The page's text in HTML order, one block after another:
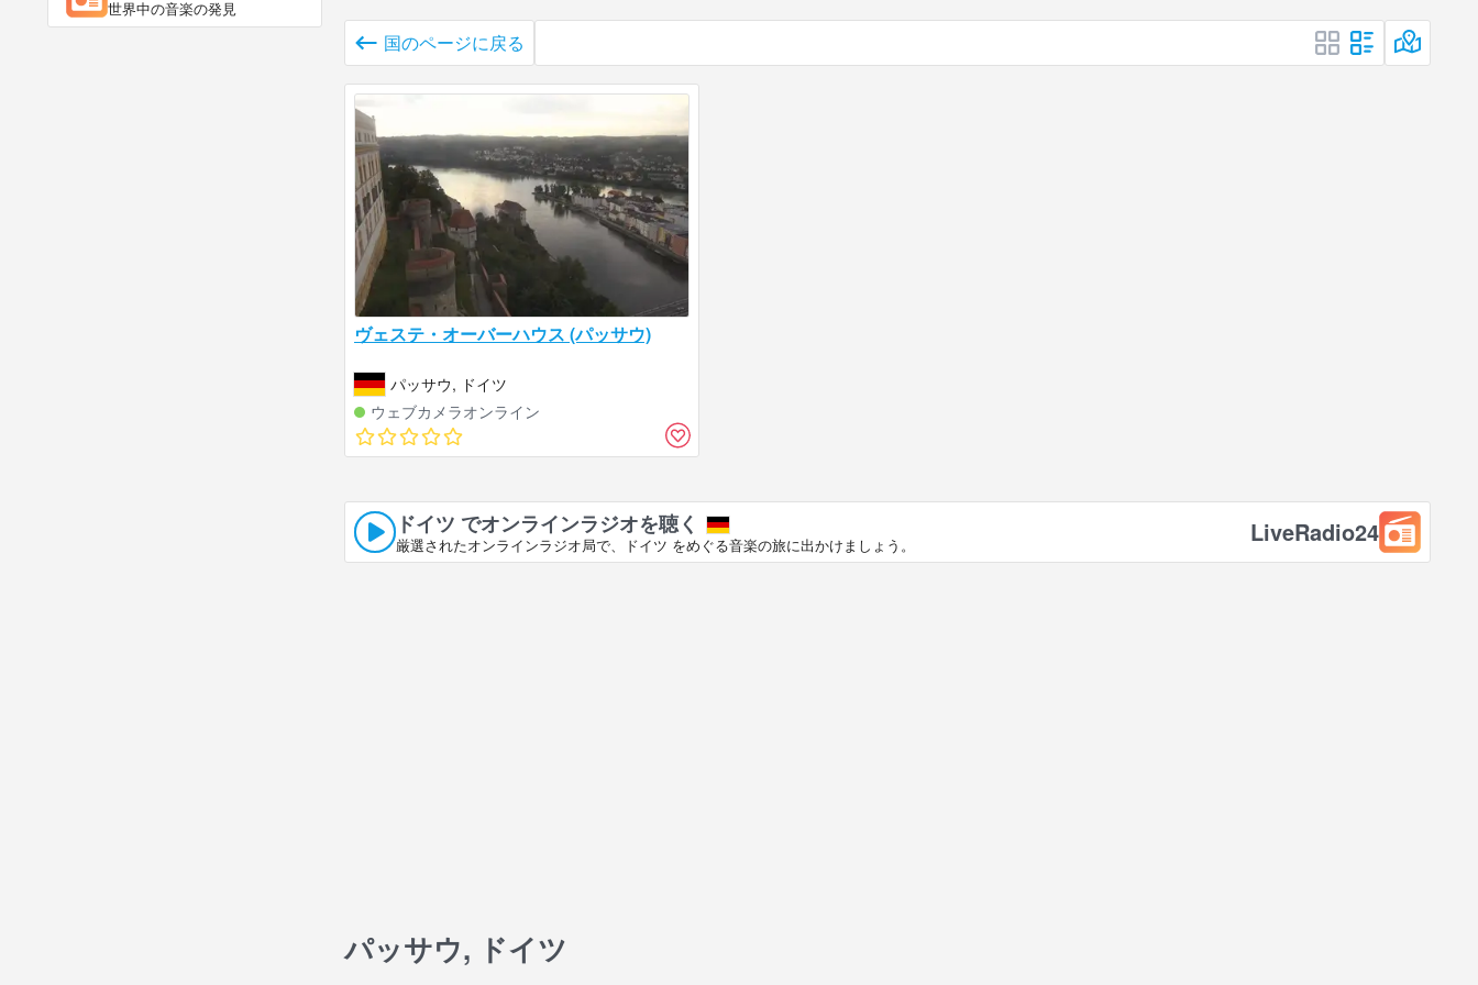
世界中の音楽の発見
国のページに戻る
ヴェステ・オーバーハウス (パッサウ)
パッサウ, ドイツ
ウェブカメラオンライン
ドイツ でオンラインラジオを聴く
厳選されたオンラインラジオ局で、ドイツ をめぐる音楽の旅に出かけましょう。 LiveRadio24
パッサウ, ドイツ